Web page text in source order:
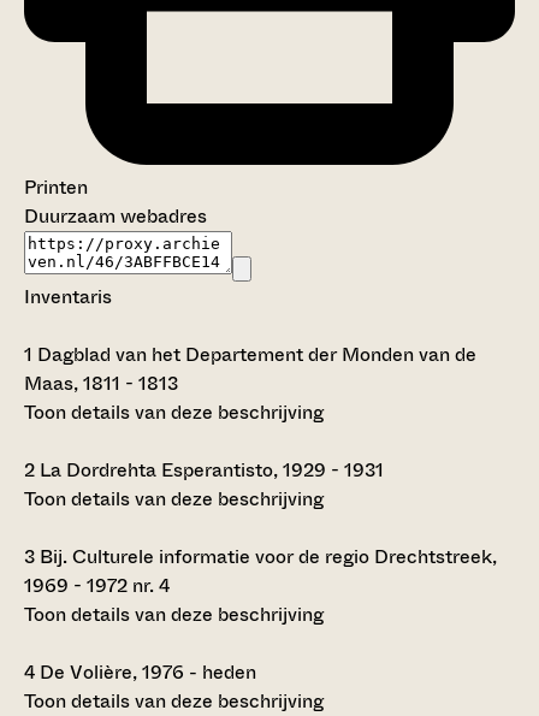
Printen
Duurzaam webadres
Inventaris
1 Dagblad van het Departement der Monden van de
Maas, 1811 - 1813
Toon details van deze beschrijving
2 La Dordrehta Esperantisto, 1929 - 1931
Toon details van deze beschrijving
3 Bij. Culturele informatie voor de regio Drechtstreek,
1969 - 1972 nr. 4
Toon details van deze beschrijving
4 De Volière, 1976 - heden
Toon details van deze beschrijving